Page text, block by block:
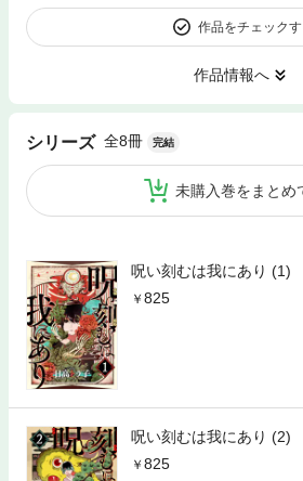
作品をチェック
作品情報へ
シリーズ 全8冊 完結
未購入巻をまとめ
呪い刻むは我にあり (1)
825
呪い刻むは我にあり (2)
825